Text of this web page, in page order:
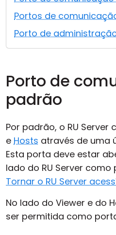
Portos de
Porto de
Porto de
padrão
Por padrão, o RU Server
e Hosts através de uma
Esta porta deve estar
lado do RU Server
Tornar o RU Server
No lado do Viewer e do
ser permitida como
Nuvem & Local